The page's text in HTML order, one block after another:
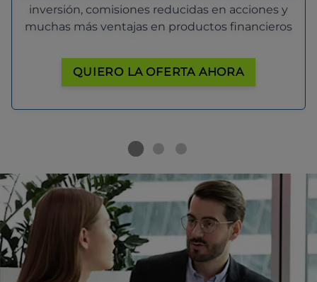
inversión, comisiones reducidas en acciones y
muchas más ventajas en productos financieros
QUIERO LA OFERTA AHORA